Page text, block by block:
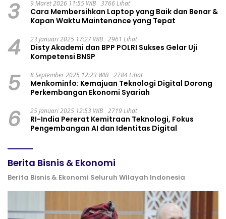
3 9 Maret 2026 11:55 WIB 3766 Lihat
Cara Membersihkan Laptop yang Baik dan Benar &
Kapan Waktu Maintenance yang Tepat
4 23 Januari 2025 17:27 WIB 2961 Lihat
Disty Akademi dan BPP POLRI Sukses Gelar Uji
Kompetensi BNSP
5 8 September 2025 12:23 WIB 2784 Lihat
Menkominfo: Kemajuan Teknologi Digital Dorong
Perkembangan Ekonomi Syariah
6 25 Januari 2025 12:53 WIB 2719 Lihat
RI-India Pererat Kemitraan Teknologi, Fokus
Pengembangan AI dan Identitas Digital
Berita Bisnis & Ekonomi
Berita Bisnis & Ekonomi Seluruh Wilayah Indonesia